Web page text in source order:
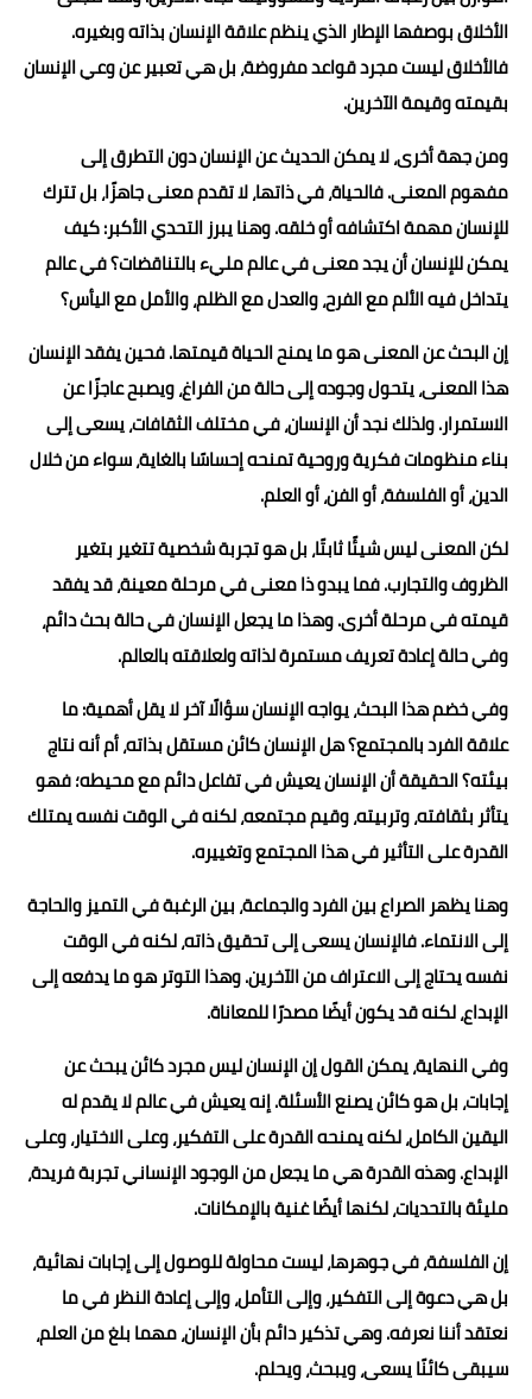
الأخلاق بوصفها الإطار الذي ينظم علاقة الإنسان بذاته وبغيره.
فالأخلاق ليست مجرد قواعد مفروضة، بل هي تعبير عن وعي الإنسان
بقيمته وقيمة الآخرين.
ومن جهة أخرى، لا يمكن الحديث عن الإنسان دون التطرق إلى
مفهوم المعنى. فالحياة، في ذاتها، لا تقدم معنى جاهزًا، بل تترك
للإنسان مهمة اكتشافه أو خلقه. وهنا يبرز التحدي الأكبر: كيف
يمكن للإنسان أن يجد معنى في عالم مليء بالتناقضات؟ في عالم
يتداخل فيه الألم مع الفرح، والعدل مع الظلم، والأمل مع اليأس؟
إن البحث عن المعنى هو ما يمنح الحياة قيمتها. فحين يفقد الإنسان
هذا المعنى، يتحول وجوده إلى حالة من الفراغ، ويصبح عاجزًا عن
الاستمرار. ولذلك نجد أن الإنسان، في مختلف الثقافات، يسعى إلى
بناء منظومات فكرية وروحية تمنحه إحساسًا بالغاية، سواء من خلال
الدين، أو الفلسفة، أو الفن، أو العلم.
لكن المعنى ليس شيئًا ثابتًا، بل هو تجربة شخصية تتغير بتغير
الظروف والتجارب. فما يبدو ذا معنى في مرحلة معينة، قد يفقد
قيمته في مرحلة أخرى. وهذا ما يجعل الإنسان في حالة بحث دائم،
وفي حالة إعادة تعريف مستمرة لذاته ولعلاقته بالعالم.
وفي خضم هذا البحث، يواجه الإنسان سؤالًا آخر لا يقل أهمية: ما
علاقة الفرد بالمجتمع؟ هل الإنسان كائن مستقل بذاته، أم أنه نتاج
بيئته؟ الحقيقة أن الإنسان يعيش في تفاعل دائم مع محيطه؛ فهو
يتأثر بثقافته، وتربيته، وقيم مجتمعه، لكنه في الوقت نفسه يمتلك
القدرة على التأثير في هذا المجتمع وتغييره.
وهنا يظهر الصراع بين الفرد والجماعة، بين الرغبة في التميز والحاجة
إلى الانتماء. فالإنسان يسعى إلى تحقيق ذاته، لكنه في الوقت
نفسه يحتاج إلى الاعتراف من الآخرين. وهذا التوتر هو ما يدفعه إلى
الإبداع، لكنه قد يكون أيضًا مصدرًا للمعاناة.
وفي النهاية، يمكن القول إن الإنسان ليس مجرد كائن يبحث عن
إجابات، بل هو كائن يصنع الأسئلة. إنه يعيش في عالم لا يقدم له
اليقين الكامل، لكنه يمنحه القدرة على التفكير، وعلى الاختيار، وعلى
الإبداع. وهذه القدرة هي ما يجعل من الوجود الإنساني تجربة فريدة،
مليئة بالتحديات، لكنها أيضًا غنية بالإمكانات.
إن الفلسفة، في جوهرها، ليست محاولة للوصول إلى إجابات نهائية،
بل هي دعوة إلى التفكير، وإلى التأمل، وإلى إعادة النظر في ما
نعتقد أننا نعرفه. وهي تذكير دائم بأن الإنسان، مهما بلغ من العلم،
سيبقى كائنًا يسعى، ويبحث، ويحلم.